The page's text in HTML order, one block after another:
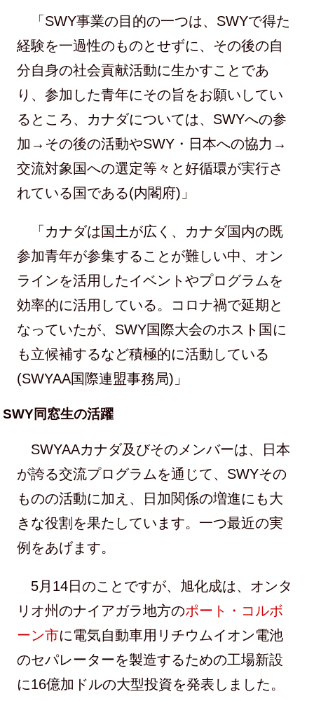
「SWY事業の目的の一つは、SWYで得た
経験を一過性のものとせずに、その後の自
分自身の社会貢献活動に生かすことであ
り、参加した青年にその旨をお願いしてい
るところ、カナダについては、SWYへの参
加→その後の活動やSWY・日本への協力→
交流対象国への選定等々と好循環が実行さ
れている国である(内閣府)」
「カナダは国土が広く、カナダ国内の既
参加青年が参集することが難しい中、オン
ラインを活用したイベントやプログラムを
効率的に活用している。コロナ禍で延期と
なっていたが、SWY国際大会のホスト国に
も立候補するなど積極的に活動している
(SWYAA国際連盟事務局)」
SWY同窓生の活躍
SWYAAカナダ及びそのメンバーは、日本
が誇る交流プログラムを通じて、SWYその
ものの活動に加え、日加関係の増進にも大
きな役割を果たしています。一つ最近の実
例をあげます。
5月14日のことですが、旭化成は、オンタ
リオ州のナイアガラ地方のポート・コルボ
ーン市に電気自動車用リチウムイオン電池
のセパレーターを製造するための工場新設
に16億加ドルの大型投資を発表しました。